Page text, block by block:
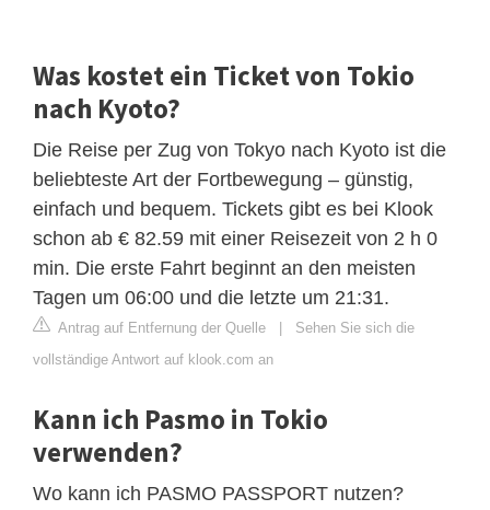
Was kostet ein Ticket von Tokio
nach Kyoto?
Die Reise per Zug von Tokyo nach Kyoto ist die
beliebteste Art der Fortbewegung – günstig,
einfach und bequem. Tickets gibt es bei Klook
schon ab € 82.59 mit einer Reisezeit von 2 h 0
min. Die erste Fahrt beginnt an den meisten
Tagen um 06:00 und die letzte um 21:31.
Antrag auf Entfernung der Quelle | Sehen Sie sich die
vollständige Antwort auf klook.com an
Kann ich Pasmo in Tokio
verwenden?
Wo kann ich PASMO PASSPORT nutzen?